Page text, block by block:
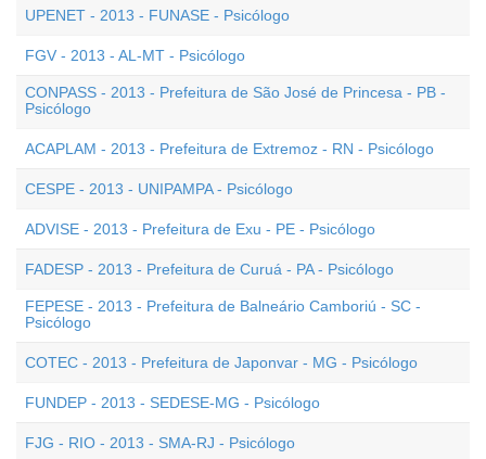
UPENET - 2013 - FUNASE - Psicólogo
FGV - 2013 - AL-MT - Psicólogo
CONPASS - 2013 - Prefeitura de São José de Princesa - PB -
Psicólogo
ACAPLAM - 2013 - Prefeitura de Extremoz - RN - Psicólogo
CESPE - 2013 - UNIPAMPA - Psicólogo
ADVISE - 2013 - Prefeitura de Exu - PE - Psicólogo
FADESP - 2013 - Prefeitura de Curuá - PA - Psicólogo
FEPESE - 2013 - Prefeitura de Balneário Camboriú - SC -
Psicólogo
COTEC - 2013 - Prefeitura de Japonvar - MG - Psicólogo
FUNDEP - 2013 - SEDESE-MG - Psicólogo
FJG - RIO - 2013 - SMA-RJ - Psicólogo